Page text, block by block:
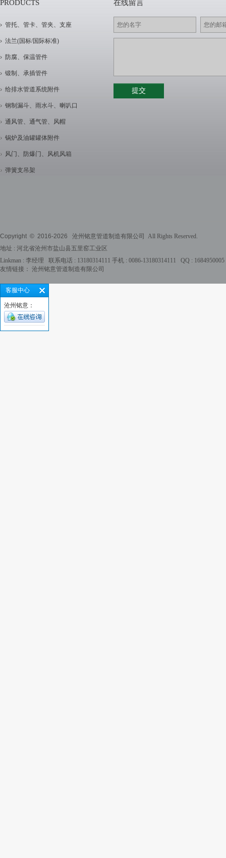
PRODUCTS
管托、管卡、管夹、支座
法兰(国标/国际标准)
防腐、保温管件
锻制、承插管件
给排水管道系统附件
钢制漏斗、雨水斗、喇叭口
通风管、通气管、风帽
锅炉及油罐罐体附件
风门、防爆门、风机风箱
弹簧支吊架
在线留言
Copyright © 2016-2026
沧州铭意管道制造有限公司 All Rights Reserved.
地址 : 河北省沧州市盐山县五里窑工业区
Linkman : 李经理 联系电话 : 13180314111 手机 : 0086-13180314111 QQ :
友情链接： 沧州铭意管道制造有限公司
客服中心
沧州铭意：